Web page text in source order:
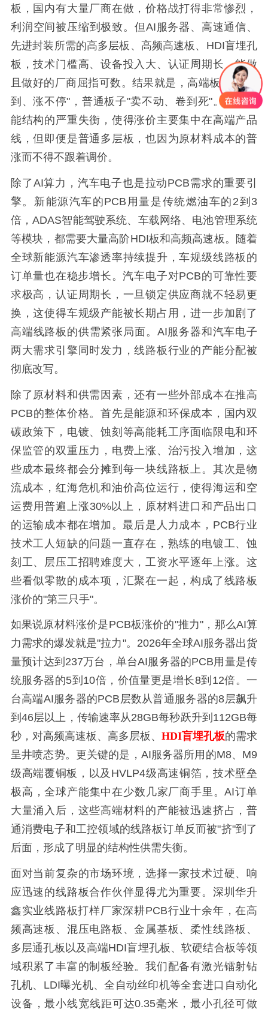
板，国内有大量厂商在做，价格战打得非常惨烈，
利润空间被压缩到极致。但AI服务器、高速通信、
先进封装所需的高多层板、高频高速板、HDI盲埋孔
板，技术门槛高、设备投入大、认证周期长，能做
且做好的厂商屈指可数。结果就是，高端板子"抢不
到、涨不停"，普通板子"卖不动、卷到死"。这种产
能结构的严重失衡，使得涨价主要集中在高端产品
线，但即便是普通多层板，也因为原材料成本的普
涨而不得不跟着调价。
除了AI算力，汽车电子也是拉动PCB需求的重要引
擎。新能源汽车的PCB用量是传统燃油车的2到3
倍，ADAS智能驾驶系统、车载网络、电池管理系统
等模块，都需要大量高阶HDI板和高频高速板。随着
全球新能源汽车渗透率持续提升，车规级线路板的
订单量也在稳步增长。汽车电子对PCB的可靠性要
求极高，认证周期长，一旦锁定供应商就不轻易更
换，这使得车规级产能被长期占用，进一步加剧了
高端线路板的供需紧张局面。AI服务器和汽车电子
两大需求引擎同时发力，线路板行业的产能分配被
彻底改写。
除了原材料和供需因素，还有一些外部成本在推高
PCB的整体价格。首先是能源和环保成本，国内双
碳政策下，电镀、蚀刻等高能耗工序面临限电和环
保监管的双重压力，电费上涨、治污投入增加，这
些成本最终都会分摊到每一块线路板上。其次是物
流成本，红海危机和油价高位运行，使得海运和空
运费用普遍上涨30%以上，原材料进口和产品出口
的运输成本都在增加。最后是人力成本，PCB行业
技术工人短缺的问题一直存在，熟练的电镀工、蚀
刻工、层压工招聘难度大，工资水平逐年上涨。这
些看似零散的成本项，汇聚在一起，构成了线路板
涨价的"第三只手"。
如果说原材料涨价是PCB板涨价的"推力"，那么AI算
力需求的爆发就是"拉力"。2026年全球AI服务器出货
量预计达到237万台，单台AI服务器的PCB用量是传
统服务器的5到10倍，价值量更是增长8到12倍。一
台高端AI服务器的PCB层数从普通服务器的8层飙升
到46层以上，传输速率从28GB每秒跃升到112GB每
秒，对高频高速板、高多层板、HDI盲埋孔板的需求
呈井喷态势。更关键的是，AI服务器所用的M8、M9
级高端覆铜板，以及HVLP4级高速铜箔，技术壁垒
极高，全球产能集中在少数几家厂商手里。AI订单
大量涌入后，这些高端材料的产能被迅速挤占，普
通消费电子和工控领域的线路板订单反而被"挤"到了
后面，形成了明显的结构性供需失衡。
面对当前复杂的市场环境，选择一家技术过硬、响
应迅速的线路板合作伙伴显得尤为重要。深圳华升
鑫实业线路板打样厂家深耕PCB行业十余年，在高
频高速板、混压电路板、金属基板、柔性线路板、
多层通孔板以及高端HDI盲埋孔板、软硬结合板等领
域积累了丰富的制板经验。我们配备有激光镭射钻
孔机、LDI曝光机、全自动丝印机等全套进口自动化
设备，最小线宽线距可达0.35毫米，最小孔径可做